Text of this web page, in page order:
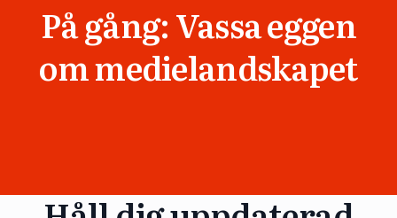
På gång: Vassa eggen
om medielandskapet